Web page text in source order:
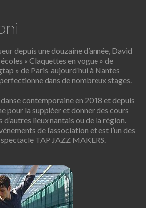
depuis une douzaine d’année, David
« Claquettes en vogue » de
» de Paris, aujourd’hui à Nantes
dans de nombreux stages.
contemporaine en 2018 et depuis
pour la suppléer et donner des cours
d’autres lieux nantais ou de la région.
de l’association et est l’un des
TAP JAZZ MAKERS.